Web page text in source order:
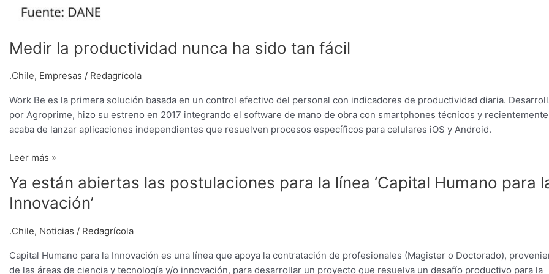
Medir la productividad nunca ha sido tan fácil
.Chile, Empresas / Redagrícola
Work Be es la primera solución basada en un control efectivo del personal con indicadores de productividad diaria.
por Agroprime, hizo su estreno en 2017 integrando el software de mano de obra con smartphones técnicos y recientemente
acaba de lanzar aplicaciones independientes que resuelven procesos específicos para celulares iOS y Android.
Leer más »
Ya están abiertas las postulaciones para la línea ‘Capital Humano para
Innovación’
.Chile, Noticias / Redagrícola
Capital Humano para la Innovación es una línea que apoya la contratación de profesionales (Magister o Doctorado),
de las áreas de ciencia y tecnología y/o innovación, para desarrollar un proyecto que resuelva un desafío productivo para la
Ya
abiertas
postulaciones
para
la